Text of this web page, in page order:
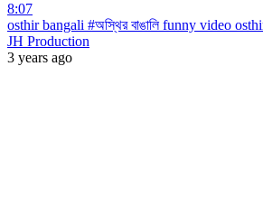
8:07
osthir bangali #অস্থির বাঙালি funny video
JH Production
3 years ago